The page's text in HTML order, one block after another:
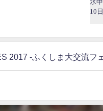
2017 -ふくしま大交流フ